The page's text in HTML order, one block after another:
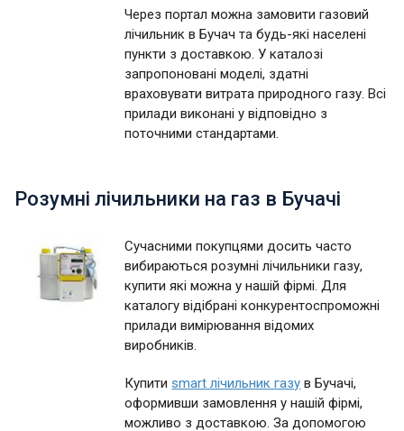
Через портал можна замовити газовий
лічильник в Бучач та будь-які населені
пункти з доставкою. У каталозі
запропоновані моделі, здатні
враховувати витрата природного газу. Всі
прилади виконані у відповідно з
поточними стандартами.
Розумні лічильники на газ в Бучачі
Сучасними покупцями досить часто
вибираються розумні лічильники газу,
купити які можна у нашій фірмі. Для
каталогу відібрані конкурентоспроможні
прилади вимірювання відомих
виробників.
Купитиsmart лічильник газу в Бучачі,
оформивши замовлення у нашій фірмі,
можливо з доставкою. За допомогою